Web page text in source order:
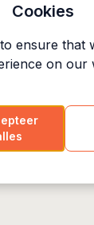
YOURSELF
serie.
Cookies
ensure that
on our